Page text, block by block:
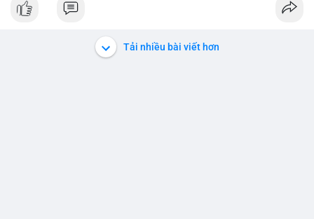
#152dot5btc
Tải nhiều bài viết hơn